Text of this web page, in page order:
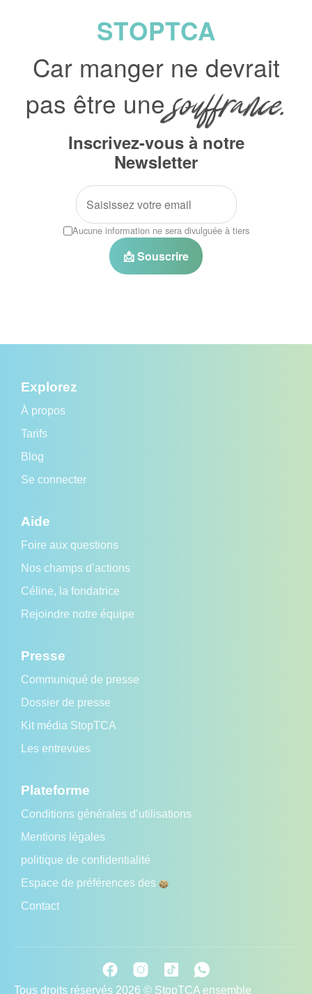
STOPTCA
Car manger ne devrait
pas être unesouffrance.
Inscrivez-vous à notre
Newsletter
Aucune information ne sera divulguée à tiers
📩 Souscrire
Explorez
À propos
Tarifs
Blog
Se connecter
Aide
Foire aux questions
Nos champs d’actions
Céline, la fondatrice
Rejoindre notre équipe
Presse
Communiqué de presse
Dossier de presse
Kit média StopTCA
Les entrevues
Plateforme
Conditions générales d’utilisations
Mentions légales
politique de confidentialité
Espace de préférences des
Contact
Tous droits réservés 2026 © StopTCA ensemble